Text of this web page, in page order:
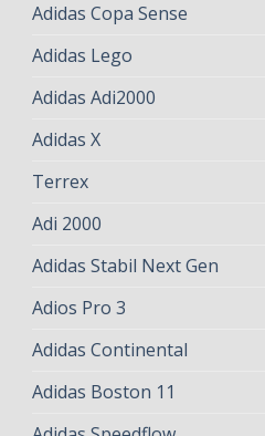
Adidas Copa Sense
Adidas Lego
Adidas Adi2000
Adidas X
Terrex
Adi 2000
Adidas Stabil Next Gen
Adios Pro 3
Adidas Continental
Adidas Boston 11